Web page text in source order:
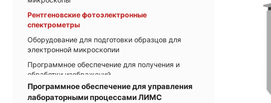
Рентгеновские фотоэлектронные
спектрометры
Оборудование для подготовки образцов для
электронной микроскопии
Программное обеспечение для получения и
обработки изображений
Программное обеспечение для управления
лабораторными процессами ЛИМС
отраженных
развития